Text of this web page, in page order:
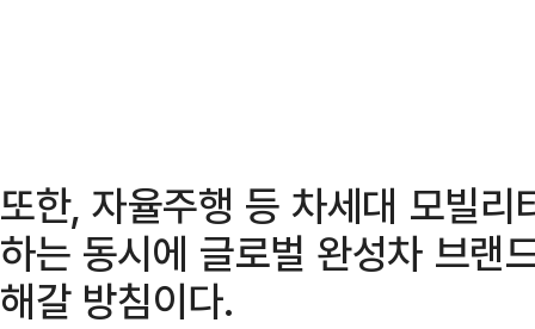
또한, 자율주행 등 차세대 모빌
하는 동시에 글로벌 완성차 브랜
해갈 방침이다.